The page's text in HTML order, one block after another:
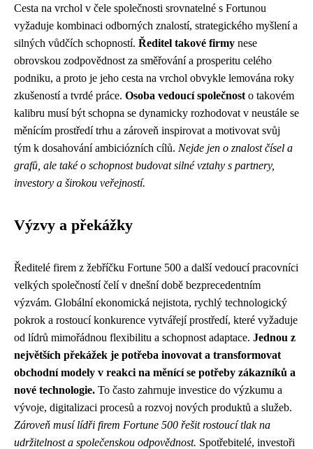
Cesta na vrchol v čele společnosti srovnatelné s Fortunou
vyžaduje kombinaci odborných znalostí, strategického myšlení a
silných vůdčích schopností. Ředitel takové firmy nese
obrovskou zodpovědnost za směřování a prosperitu celého
podniku, a proto je jeho cesta na vrchol obvykle lemována roky
zkušeností a tvrdé práce. Osoba vedoucí společnost o takovém
kalibru musí být schopna se dynamicky rozhodovat v neustále se
měnícím prostředí trhu a zároveň inspirovat a motivovat svůj
tým k dosahování ambiciózních cílů. Nejde jen o znalost čísel a
grafů, ale také o schopnost budovat silné vztahy s partnery,
investory a širokou veřejností.
Výzvy a překážky
Ředitelé firem z žebříčku Fortune 500 a další vedoucí pracovníci
velkých společností čelí v dnešní době bezprecedentním
výzvám. Globální ekonomická nejistota, rychlý technologický
pokrok a rostoucí konkurence vytvářejí prostředí, které vyžaduje
od lídrů mimořádnou flexibilitu a schopnost adaptace. Jednou z
největších překážek je potřeba inovovat a transformovat
obchodní modely v reakci na měnící se potřeby zákazníků a
nové technologie. To často zahrnuje investice do výzkumu a
vývoje, digitalizaci procesů a rozvoj nových produktů a služeb.
Zároveň musí lídři firem Fortune 500 řešit rostoucí tlak na
udržitelnost a společenskou odpovědnost. Spotřebitelé, investoři